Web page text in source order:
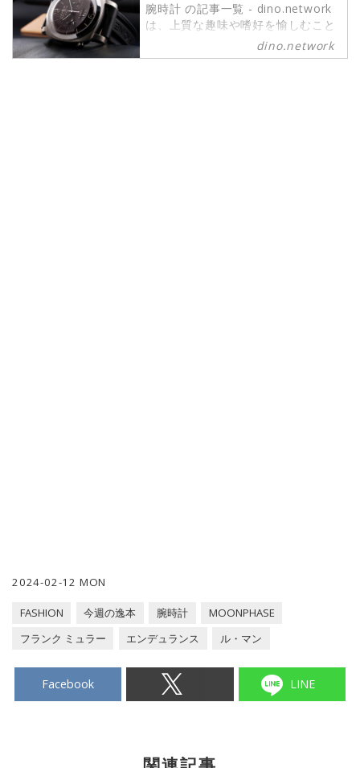
腕時計 の記事一覧 - dino.network
は、上質な趣味や嗜好を愉しむこと
ができるパワーピープルのために、
2019年8月1日に創刊されたライフ
dino.network
2024-02-12 MON
FASHION 今週の逸本 腕時計
MOONPHASE
フランク ミュラー
エンデュランス ル・マン
Facebook LINE